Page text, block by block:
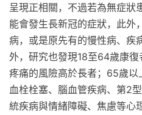
呈現正相關，不過若為無症狀
能會發生長新冠的症狀，此外
病，或是原先有的慢性病、疾
外，研究也發現18至64歲康
疼痛的風險高於長者；65歲以
血栓栓塞、腦血管疾病、第2
統疾病與情緒障礙、焦慮等心